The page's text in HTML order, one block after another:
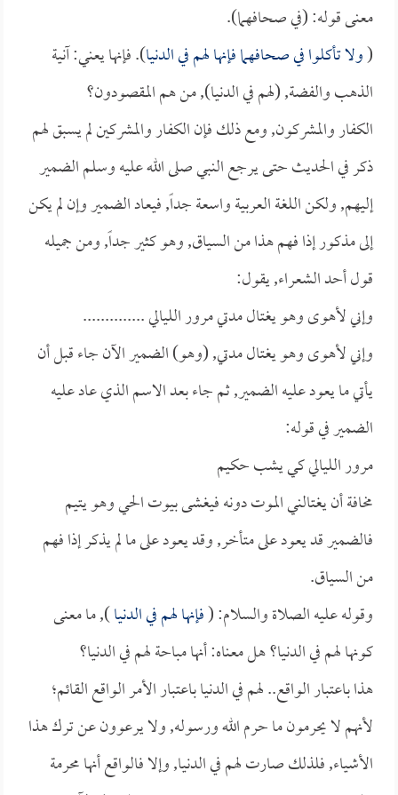
معنى قوله: (في صحافهما).
(ولا تأكلوا في صحافهما فإنها لهم في الدنيا). فإنها يعني: آنية
الذهب والفضة, (لهم في الدنيا), من هم المقصودون؟
الكفار والمشركون, ومع ذلك فإن الكفار والمشركين لم يسبق لهم
ذكر في الحديث حتى يرجع النبي صلى الله عليه وسلم الضمير
إليهم, ولكن اللغة العربية واسعة جداً, فيعاد الضمير وإن لم يكن
إلى مذكور إذا فهم هذا من السياق, وهو كثير جداً, ومن جميله
قول أحد الشعراء, يقول:
وإني لأهوى وهو يغتال مدتي مرور الليالي ..............
وإني لأهوى وهو يغتال مدتي, (وهو) الضمير الآن جاء قبل أن
يأتي ما يعود عليه الضمير, ثم جاء بعد الاسم الذي عاد عليه
الضمير في قوله:
مرور الليالي كي يشب حكيم
مخافة أن يغتالني الموت دونه فيغشى بيوت الحي وهو يتيم
فالضمير قد يعود على متأخر, وقد يعود على ما لم يذكر إذا فهم
من السياق. ‏
وقوله عليه الصلاة والسلام: (فإنها لهم في الدنيا), ما معنى
كونها لهم في الدنيا؟ هل معناه: أنها مباحة لهم في الدنيا؟
هذا باعتبار الواقع.. لهم في الدنيا باعتبار الأمر الواقع القائم؛
لأنهم لا يحرمون ما حرم الله ورسوله, ولا يرعوون عن ترك هذا
الأشياء, فلذلك صارت لهم في الدنيا, وإلا فالواقع أنها محرمة